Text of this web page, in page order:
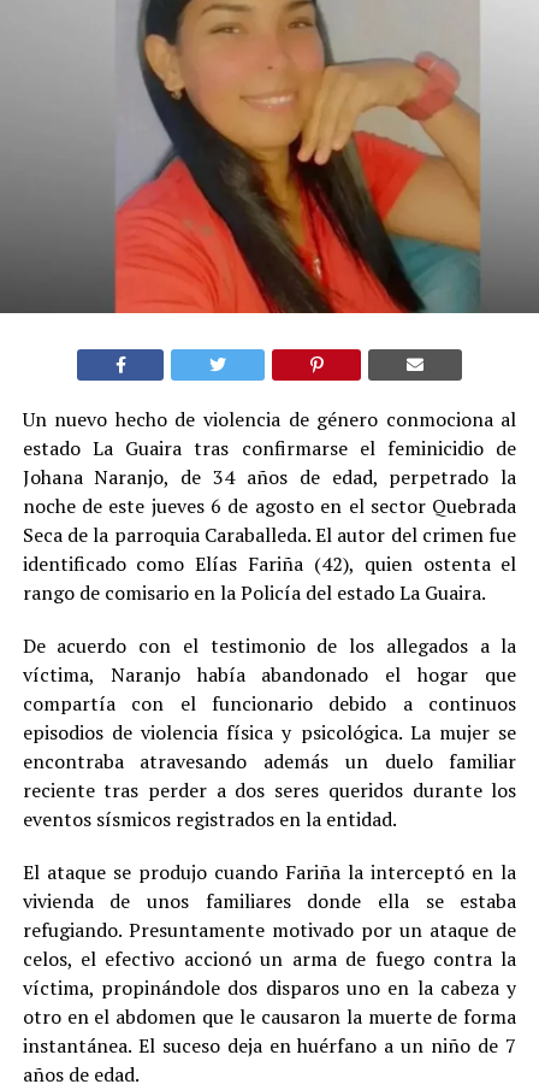
Un nuevo hecho de violencia de género conmociona al
estado La Guaira tras confirmarse el feminicidio de
Johana Naranjo, de 34 años de edad, perpetrado la
noche de este jueves 6 de agosto en el sector Quebrada
Seca de la parroquia Caraballeda. El autor del crimen fue
identificado como Elías Fariña (42), quien ostenta el
rango de comisario en la Policía del estado La Guaira.
De acuerdo con el testimonio de los allegados a la
víctima, Naranjo había abandonado el hogar que
compartía con el funcionario debido a continuos
episodios de violencia física y psicológica. La mujer se
encontraba atravesando además un duelo familiar
reciente tras perder a dos seres queridos durante los
eventos sísmicos registrados en la entidad.
El ataque se produjo cuando Fariña la interceptó en la
vivienda de unos familiares donde ella se estaba
refugiando. Presuntamente motivado por un ataque de
celos, el efectivo accionó un arma de fuego contra la
víctima, propinándole dos disparos uno en la cabeza y
otro en el abdomen que le causaron la muerte de forma
instantánea. El suceso deja en huérfano a un niño de 7
años de edad.